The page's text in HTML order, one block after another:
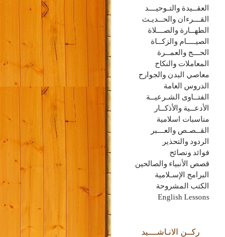
العقــيدة والتـوحيـــد
القـــرءان والحــديـث
الطهــارة والصـــلاة
الصيــــام والزكــاة
الحـــج والعمــرة
المعاملات والنكاح
معاصي البدن والجوارح
الدروس العامة
الفتــاوى الشـرعيــة
الأدعــية والأذكــار
مناسبات اسلامية
القــصـص والعـــبر
الردود والتحذير
فوائد ونصائح
قصص الأنبياء والصالحين
البرامج الإسـلامية
الكتب المشروحة
English Lessons
ركــن الانـاشــــيد